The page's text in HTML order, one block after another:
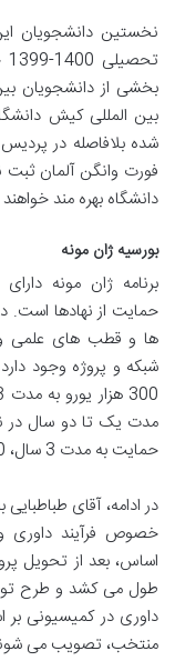
نخستین دانشجویان
بخشی از دانشجویان
بین المللی کیش
شده بلافاصله در
فورت وانگن آلمان ثبت
دانشگاه بهره مند
بورسیه ژان مونه
برنامه ژان مونه
حمایت از نهادها است.
ها و قطب های علمی
شبکه و پروژه وجود
مدت یک تا دو سال در
حمایت به مدت 3 سال، 50 هزار یورو می باشد.
در ادامه، آقای
خصوص فرآیند داوری و
داوری در کمیسیونی
منتخب، تصویب می